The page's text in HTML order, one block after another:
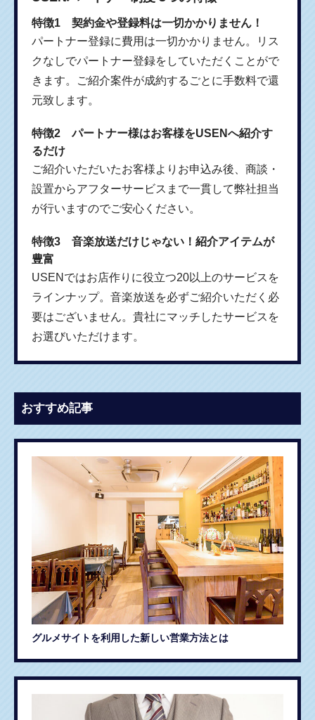
特徴1 契約金や登録料は一切かかりません！
パートナー登録に費用は一切かかりません。リス
クなしでパートナー登録をしていただくことがで
きます。ご紹介案件が成約するごとに手数料で還
元致します。
特徴2 パートナー様はお客様をUSENへ紹介す
るだけ
ご紹介いただいたお客様よりお申込み後、商談・
設置からアフターサービスまで一貫して弊社担当
が行いますのでご安心ください。
特徴3 音楽放送だけじゃない！紹介アイテムが
豊富
USENではお店作りに役立つ20以上のサービスを
ラインナップ。音楽放送を必ずご紹介いただく必
要はございません。貴社にマッチしたサービスを
お選びいただけます。
おすすめ記事
グルメサイトを利用した新しい営業方法とは